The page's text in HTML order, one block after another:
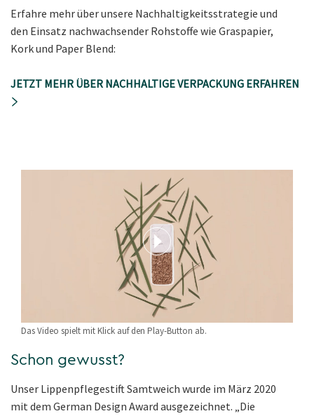
Erfahre mehr über unsere Nachhaltigkeitsstrategie und
den Einsatz nachwachsender Rohstoffe wie Graspapier,
Kork und Paper Blend:
JETZT MEHR ÜBER NACHHALTIGE VERPACKUNG ERFAHREN
Das Video spielt mit Klick auf den Play-Button ab.
Schon gewusst?
Unser Lippenpflegestift Samtweich wurde im März 2020
mit dem German Design Award ausgezeichnet. „Die